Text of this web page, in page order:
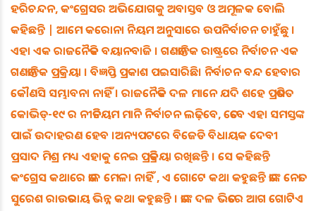
ହରିଚନ୍ଦନ, କଂଗ୍ରେସର ଅଭିଯୋଗକୁ ଅବାସ୍ତବ ଓ ଅମୂଳକ ବୋଲି
କହିଛନ୍ତି | ଆମେ କରୋନା ନିୟମ ଅନୁସାରେ ଉପନିର୍ବାଚନ ଚାହୁଁଛୁ ।
ଏହା ଏକ ରାଜନୈତିକ ବୟାନବାଜି । ଗଣତାନ୍ତିକ ରାଷ୍ଟ୍ରରେ ନିର୍ବାଚନ ଏକ
ଗଣତାନ୍ତିକ ପ୍ରକ୍ରିୟା । ବିଜ୍ଞପ୍ତି ପ୍ରକାଶ ପଇସାରିଛି। ନିର୍ବାଚନ ବନ୍ଦ ହେବାର
କୌଣସି ସମ୍ଭାବନା ନାହିଁ । ରାଜନୈତିକ ଦଳ ମାନେ ଯଦି ଶହେ ପ୍ରତିଶତ
କୋଭିଡ୍-୧୯ ର ନୀତିନିୟମ ମାନି ନିର୍ବାଚନ ଲଢ଼ିବେ, ତେବେ ଏହା ସମସ୍ତଙ୍କ
ପାଇଁ ଉଦାହରଣ ହେବ ।ଅନ୍ୟପଟରେ ବିଜେଡି ବିଧାୟକ ଦେବୀ
ପ୍ରସାଦ ମିଶ୍ର ମଧ୍ୟ ଏହାକୁ ନେଇ ପ୍ରତିକ୍ରିୟା ରଖିଛନ୍ତି । ସେ କହିଛନ୍ତି
କଂଗ୍ରେସ କଥାରେ ତାଳ ମେଳା ନାହିଁ , ଏ ଗୋଟେ କଥା କହୁଛନ୍ତି ତାଙ୍କ ନେତା
ସୁରେଶ ରାଉତରାୟ ଭିନ୍ନ କଥା କହୁଛନ୍ତି । ତାଙ୍କ ଦଳ ଭିତରେ ଆଗ ଗୋଟିଏ